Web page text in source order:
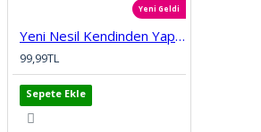
Yeni Geldi
Yeni Nesil Kendinden Yapışkanlı Esnek Sünger Renkli 3D Taş Tuğla Desen Duvar Kağıdı Paneli nw208
99,99TL
Sepete Ekle